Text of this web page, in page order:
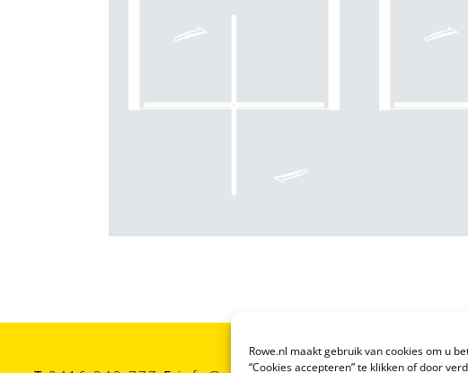
Rowe.nl maakt gebruik van cookies om u
“Cookies accepteren” te klikken of door